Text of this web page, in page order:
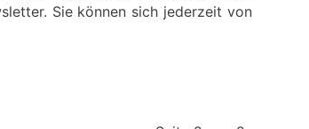
Sie können sich jederzeit von